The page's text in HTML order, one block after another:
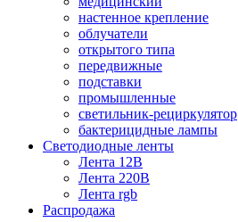
настенное крепление
облучатели
открытого типа
передвижные
подставки
промышленные
светильник-рециркулятор
бактерицидные лампы
Светодиодные ленты
Лента 12В
Лента 220В
Лента rgb
Распродажа